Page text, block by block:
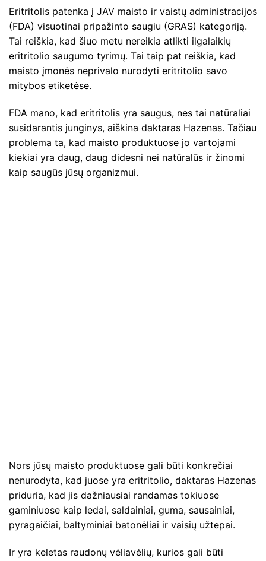
Eritritolis patenka į JAV maisto ir vaistų administracijos
(FDA) visuotinai pripažinto saugiu (GRAS) kategoriją.
Tai reiškia, kad šiuo metu nereikia atlikti ilgalaikių
eritritolio saugumo tyrimų. Tai taip pat reiškia, kad
maisto įmonės neprivalo nurodyti eritritolio savo
mitybos etiketėse.
FDA mano, kad eritritolis yra saugus, nes tai natūraliai
susidarantis junginys, aiškina daktaras Hazenas. Tačiau
problema ta, kad maisto produktuose jo vartojami
kiekiai yra daug, daug didesni nei natūralūs ir žinomi
kaip saugūs jūsų organizmui.
Nors jūsų maisto produktuose gali būti konkrečiai
nenurodyta, kad juose yra eritritolio, daktaras Hazenas
priduria, kad jis dažniausiai randamas tokiuose
gaminiuose kaip ledai, saldainiai, guma, sausainiai,
pyragaičiai, baltyminiai batonėliai ir vaisių užtepai.
Ir yra keletas raudonų vėliavėlių, kurios gali būti